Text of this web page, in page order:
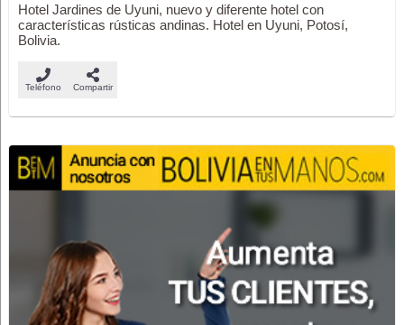
Hotel Jardines de Uyuni, nuevo y diferente hotel con
características rústicas andinas. Hotel en Uyuni, Potosí,
Bolivia.
Teléfono Compartir